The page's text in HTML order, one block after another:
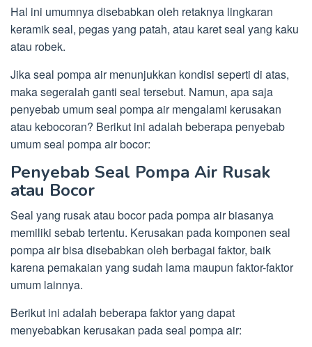
Hal ini umumnya disebabkan oleh retaknya lingkaran
keramik seal, pegas yang patah, atau karet seal yang kaku
atau robek.
Jika seal pompa air menunjukkan kondisi seperti di atas,
maka segeralah ganti seal tersebut. Namun, apa saja
penyebab umum seal pompa air mengalami kerusakan
atau kebocoran? Berikut ini adalah beberapa penyebab
umum seal pompa air bocor:
Penyebab Seal Pompa Air Rusak
atau Bocor
Seal yang rusak atau bocor pada pompa air biasanya
memiliki sebab tertentu. Kerusakan pada komponen seal
pompa air bisa disebabkan oleh berbagai faktor, baik
karena pemakaian yang sudah lama maupun faktor-faktor
umum lainnya.
Berikut ini adalah beberapa faktor yang dapat
menyebabkan kerusakan pada seal pompa air: